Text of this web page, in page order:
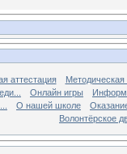
аттестация
Методическая
Онлайн игры
О нашей школе
Волонтёрское